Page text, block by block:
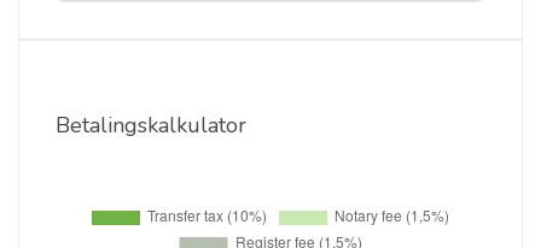
Betalingskalkulator